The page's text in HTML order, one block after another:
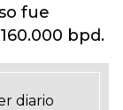
fue
bpd.
diario